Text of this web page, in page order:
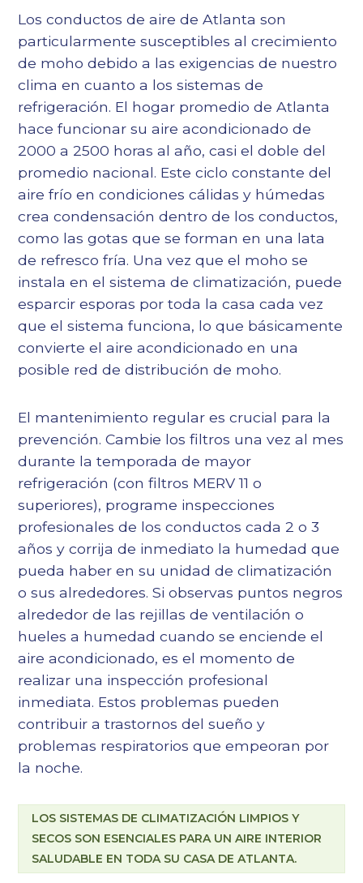
Los conductos de aire de Atlanta son
particularmente susceptibles al crecimiento
de moho debido a las exigencias de nuestro
clima en cuanto a los sistemas de
refrigeración. El hogar promedio de Atlanta
hace funcionar su aire acondicionado de
2000 a 2500 horas al año, casi el doble del
promedio nacional. Este ciclo constante del
aire frío en condiciones cálidas y húmedas
crea condensación dentro de los conductos,
como las gotas que se forman en una lata
de refresco fría. Una vez que el moho se
instala en el sistema de climatización, puede
esparcir esporas por toda la casa cada vez
que el sistema funciona, lo que básicamente
convierte el aire acondicionado en una
posible red de distribución de moho.
El mantenimiento regular es crucial para la
prevención. Cambie los filtros una vez al mes
durante la temporada de mayor
refrigeración (con filtros MERV 11 o
superiores), programe inspecciones
profesionales de los conductos cada 2 o 3
años y corrija de inmediato la humedad que
pueda haber en su unidad de climatización
o sus alrededores. Si observas puntos negros
alrededor de las rejillas de ventilación o
hueles a humedad cuando se enciende el
aire acondicionado, es el momento de
realizar una inspección profesional
inmediata. Estos problemas pueden
contribuir atrastornos del sueño y
problemas respiratorios que empeoran por
la noche.
LOS SISTEMAS DE CLIMATIZACIÓN LIMPIOS Y
SECOS SON ESENCIALES PARA UN AIRE INTERIOR
SALUDABLE EN TODA SU CASA DE ATLANTA.